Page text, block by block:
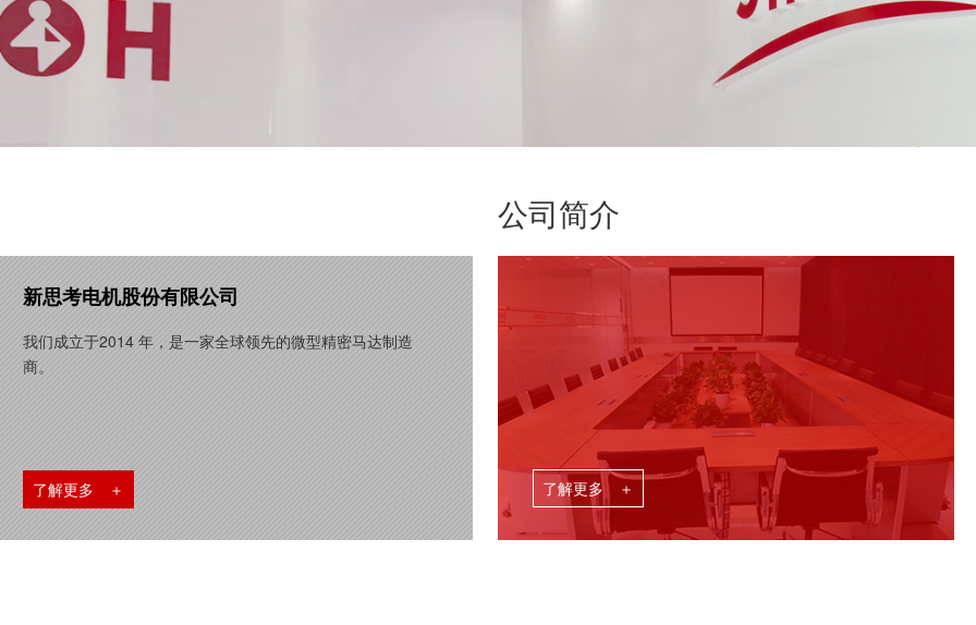
新思考电机股份有限公司
我们成立于2014 年，是一家全球领先的微型精密马达制造
商。
了解更多 ＋
公司简介
了解更多 ＋